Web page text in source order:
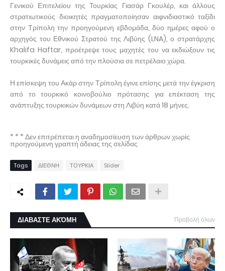
Γενικού Επιτελείου της Τουρκίας Γιασάρ Γκουλέρ, και άλλους
στρατιωτικούς διοικητές πραγματοποίησαν αιφνιδιαστικό ταξίδι
στην Τρίπολη την προηγούμενη εβδομάδα, δύο ημέρες αφού ο
αρχηγός του Εθνικού Στρατού της Λιβύης (LNA), ο στρατάρχης
Khalifa Haftar, προέτρεψε τους μαχητές του να εκδιώξουν τις
τουρκικές δυνάμεις από την πλούσια σε πετρέλαιο χώρα.
Η επίσκεψη του Ακάρ στην Τρίπολη έγινε επίσης μετά την έγκριση
από το τουρκικό κοινοβούλιο πρότασης για επέκταση της
ανάπτυξης τουρκικών δυνάμεων στη Λιβύη κατά 18 μήνες.
* * * Δεν επιτρέπεται η αναδημοσίευση των άρθρων χωρίς
προηγούμενη γραπτή άδειας της σελίδας
Tags ΔΙΕΘΝΗ ΤΟΥΡΚΙΑ Slider
ΔΙΑΒΑΣΤΕ ΑΚΌΜΗ Προβολή όλων